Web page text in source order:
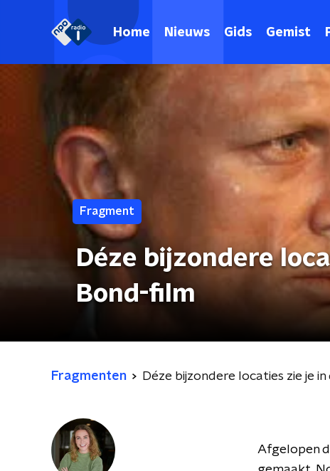
Home Nieuws Gids Gemist
Fragment
Déze bijzondere
Bond-film
Fragmenten Déze bijzondere locaties zie je
Afgelopen